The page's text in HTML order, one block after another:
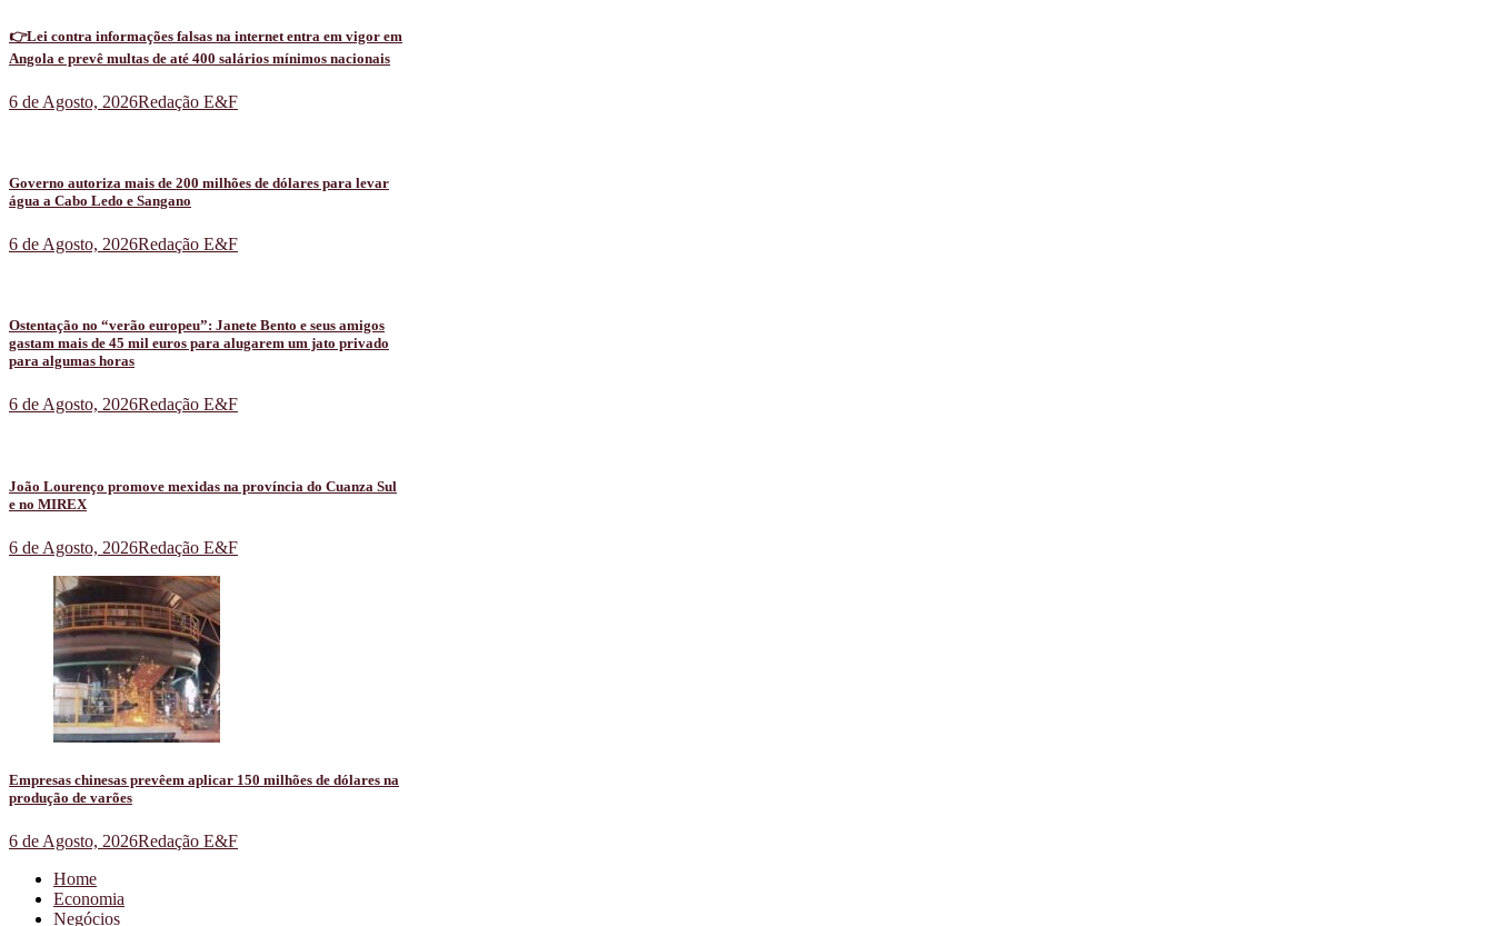
👉Lei contra informações falsas na internet entra em vigor em
Angola e prevê multas de até 400 salários mínimos nacionais
6 de Agosto, 2026Redação E&F
Governo autoriza mais de 200 milhões de dólares para levar
água a Cabo Ledo e Sangano
6 de Agosto, 2026Redação E&F
Ostentação no “verão europeu”: Janete Bento e seus amigos
gastam mais de 45 mil euros para alugarem um jato privado
para algumas horas
6 de Agosto, 2026Redação E&F
João Lourenço promove mexidas na província do Cuanza Sul
e no MIREX
6 de Agosto, 2026Redação E&F
Empresas chinesas prevêem aplicar 150 milhões de dólares na
produção de varões
6 de Agosto, 2026Redação E&F
Home
Economia
Negócios